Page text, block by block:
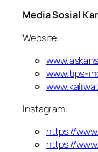
Media Sosial
Website:
www.tips-
Instagram:
https://
https://